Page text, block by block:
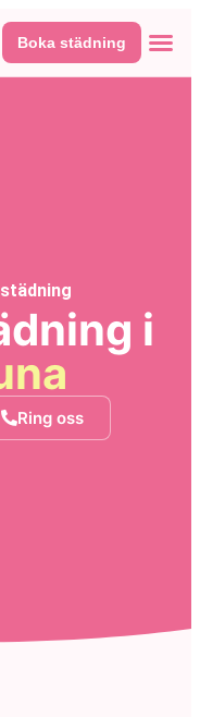
Boka städning
i
Ring oss